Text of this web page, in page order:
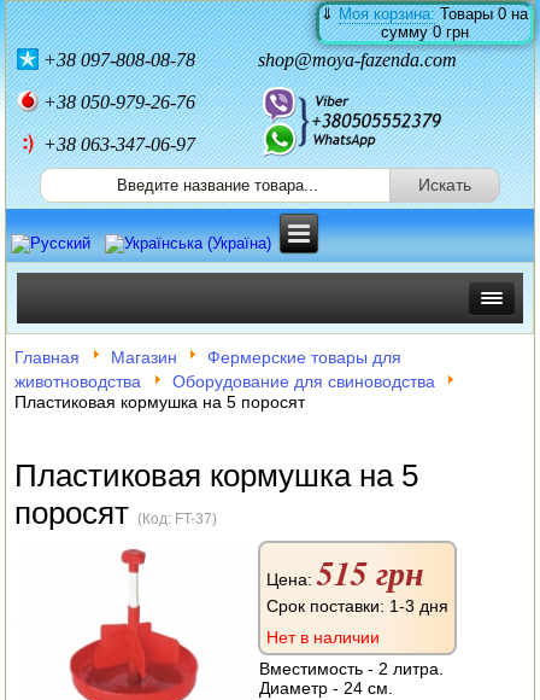
⇓Моя корзина:Товары0на
сумму0 грн
+38097-808-08-78 shop@moya-fazenda.com
+38050-979-26-76
+38 063-347-06-97
ИНКУБАТОРЫ
ЗЕРНОДРОБИЛКИ
АВТОКЛАВЫ
ДЛЯ ОГОРОДА
НАВЕСНОЕ ДЛЯ МОТОБЛОКОВ
Главная Магазин
Фермерские товары для
животноводства
Оборудование для свиноводства
Пластиковая кормушка на 5 поросят
Пластиковая кормушка на 5
поросят(Код: FT-37)
Цена:515 грн
Срок поставки: 1-3 дня
Нет в наличии
Вместимость - 2 литра.
Диаметр - 24 см.